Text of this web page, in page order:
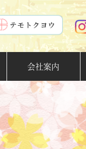
会社案内